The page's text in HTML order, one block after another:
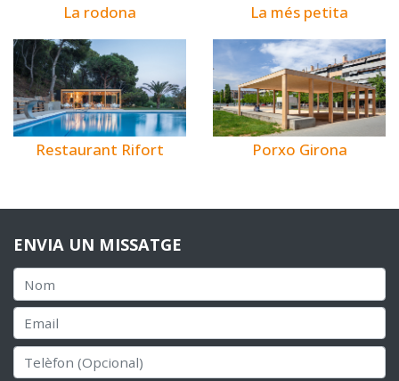
La rodona La més petita
Restaurant Rifort Porxo Girona
ENVIA UN MISSATGE